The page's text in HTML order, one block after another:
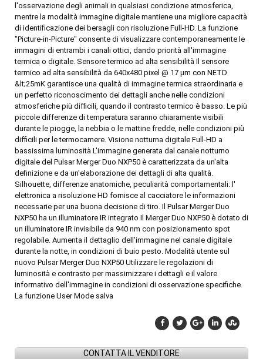
l'osservazione degli animali in qualsiasi condizione atmosferica,
mentre la modalità immagine digitale mantiene una migliore capacità
di identificazione dei bersagli con risoluzione Full-HD. La funzione
"Picture-in-Picture" consente di visualizzare contemporaneamente le
immagini di entrambi i canali ottici, dando priorità all'immagine
termica o digitale. Sensore termico ad alta sensibilità Il sensore
termico ad alta sensibilità da 640x480 pixel @ 17 µm con NETD
&lt;25mK garantisce una qualità di immagine termica straordinaria e
un perfetto riconoscimento dei dettagli anche nelle condizioni
atmosferiche più difficili, quando il contrasto termico è basso. Le più
piccole differenze di temperatura saranno chiaramente visibili
durante le piogge, la nebbia o le mattine fredde, nelle condizioni più
difficili per le termocamere. Visione notturna digitale Full-HD a
bassissima luminosità L'immagine generata dal canale notturno
digitale del Pulsar Merger Duo NXP50 è caratterizzata da un'alta
definizione e da un'elaborazione dei dettagli di alta qualità.
Silhouette, differenze anatomiche, peculiarità comportamentali: l'
elettronica a risoluzione HD fornisce al cacciatore le informazioni
necessarie per una buona decisione di tiro. Il Pulsar Merger Duo
NXP50 ha un illuminatore IR integrato Il Merger Duo NXP50 è dotato di
un illuminatore IR invisibile da 940 nm con posizionamento spot
regolabile. Aumenta il dettaglio dell'immagine nel canale digitale
durante la notte, in condizioni di buio pesto. Modalità utente sul
nuovo Pulsar Merger Duo NXP50 Utilizzare le regolazioni di
luminosità e contrasto per massimizzare i dettagli e il valore
informativo dell'immagine in condizioni di osservazione specifiche.
La funzione User Mode salva
CONTATTA IL VENDITORE